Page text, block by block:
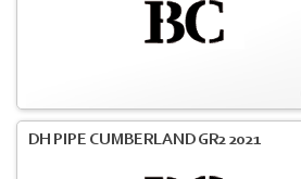
DH PIPE CUMBERLAND GR2 2021